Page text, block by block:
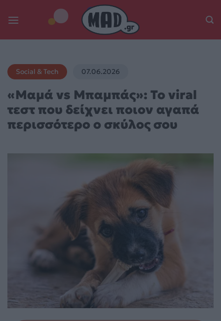
Social & Tech 07.06.2026
«Μαμά vs Μπαμπάς»: Το viral
τεστ που δείχνει ποιον αγαπά
περισσότερο ο σκύλος σου